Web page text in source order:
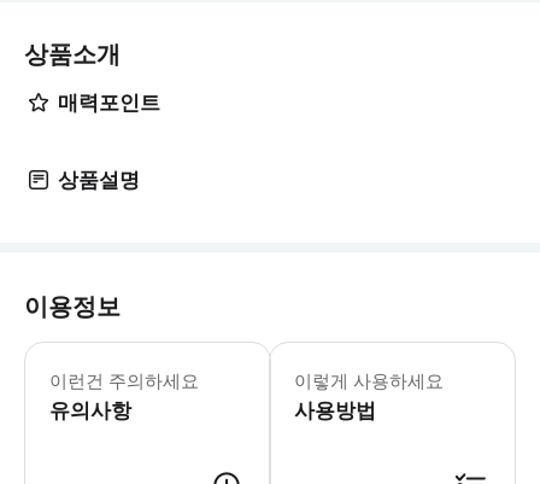
상품소개
매력포인트
상품설명
이용정보
이런건 주의하세요
유의사항
📍미팅 안내 · 오전투어 : 말로스트란
이렇게 사용하세요
사용방법